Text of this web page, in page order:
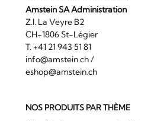
Amstein SA Administration
Z.I. La Veyre B2
CH-1806 St-Légier
T. +41 21 943 51 81
info@amstein.ch/
eshop@amstein.ch
NOS PRODUITS PAR THÈME